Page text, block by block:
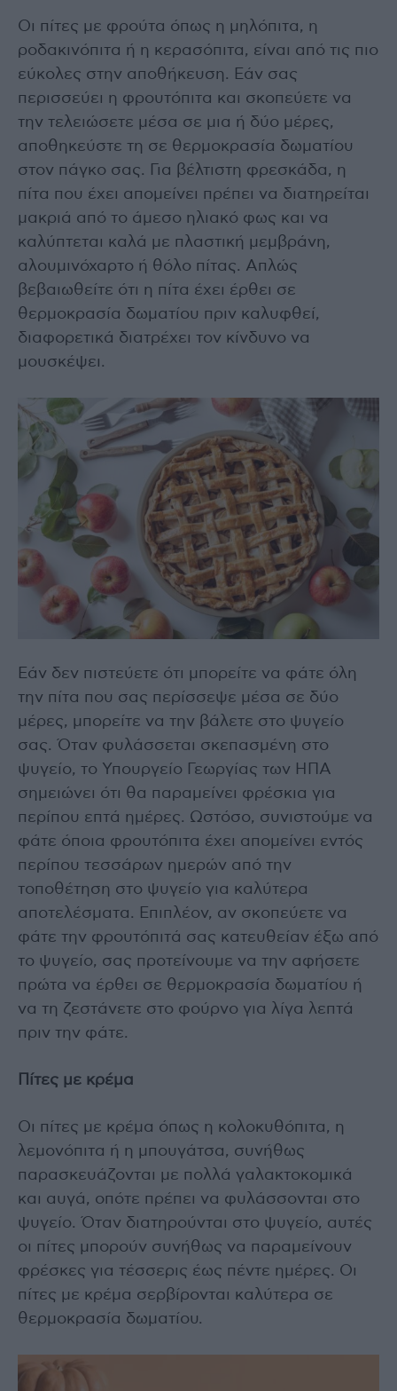
Οι πίτες με φρούτα όπως η μηλόπιτα, η
ροδακινόπιτα ή η κερασόπιτα, είναι από τις πιο
εύκολες στην αποθήκευση. Εάν σας
περισσεύει η φρουτόπιτα και σκοπεύετε να
την τελειώσετε μέσα σε μια ή δύο μέρες,
αποθηκεύστε τη σε θερμοκρασία δωματίου
στον πάγκο σας. Για βέλτιστη φρεσκάδα, η
πίτα που έχει απομείνει πρέπει να διατηρείται
μακριά από το άμεσο ηλιακό φως και να
καλύπτεται καλά με πλαστική μεμβράνη,
αλουμινόχαρτο ή θόλο πίτας. Απλώς
βεβαιωθείτε ότι η πίτα έχει έρθει σε
θερμοκρασία δωματίου πριν καλυφθεί,
διαφορετικά διατρέχει τον κίνδυνο να
μουσκέψει.
Εάν δεν πιστεύετε ότι μπορείτε να φάτε όλη
την πίτα που σας περίσσεψε μέσα σε δύο
μέρες, μπορείτε να την βάλετε στο ψυγείο
σας. Όταν φυλάσσεται σκεπασμένη στο
ψυγείο, το Υπουργείο Γεωργίας των ΗΠΑ
σημειώνει ότι θα παραμείνει φρέσκια για
περίπου επτά ημέρες. Ωστόσο, συνιστούμε να
φάτε όποια φρουτόπιτα έχει απομείνει εντός
περίπου τεσσάρων ημερών από την
τοποθέτηση στο ψυγείο για καλύτερα
αποτελέσματα. Επιπλέον, αν σκοπεύετε να
φάτε την φρουτόπιτά σας κατευθείαν έξω από
το ψυγείο, σας προτείνουμε να την αφήσετε
πρώτα να έρθει σε θερμοκρασία δωματίου ή
να τη ζεστάνετε στο φούρνο για λίγα λεπτά
πριν την φάτε.
Πίτες με κρέμα
Οι πίτες με κρέμα όπως η κολοκυθόπιτα, η
λεμονόπιτα ή η μπουγάτσα, συνήθως
παρασκευάζονται με πολλά γαλακτοκομικά
και αυγά, οπότε πρέπει να φυλάσσονται στο
ψυγείο. Όταν διατηρούνται στο ψυγείο, αυτές
οι πίτες μπορούν συνήθως να παραμείνουν
φρέσκες για τέσσερις έως πέντε ημέρες. Οι
πίτες με κρέμα σερβίρονται καλύτερα σε
θερμοκρασία δωματίου.